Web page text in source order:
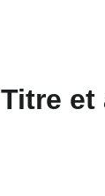
Titre et